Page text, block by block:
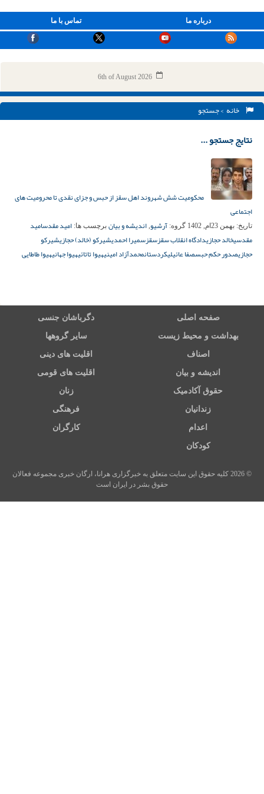
تماس با ما درباره ما
6th of August 2026
خانه > جستجو
نتایج جستجو ...
محکومیت شش شهروند اهل سقز از حبس و جزای نقدی تا محرومیت های
اجتماعی
تاریخ: بهمن 23ام, 1402 گروه: آرشیو, اندیشه و بیان برچسب ها: امید مقدسامید
مقدسیخالد حجازیدادگاه انقلاب سقزسقزسمیرا احمدیشیرکو (خالد) حجازیشیرکو
حجازیصدور حکم حبسصفا عائیلیکردستانمحمدآزاد امینیهیوا تاتائیهیوا جهانیهیوا طاطایی
صفحه اصلی دگرباشان جنسی
بهداشت و محیط زیست سایر گروهها
اصناف اقلیت های دینی
اندیشه و بیان اقلیت های قومی
حقوق آکادمیک زنان
زندانیان فرهنگی
اعدام کارگران
کودکان
© 2026 کلیه حقوق این سایت متعلق به خبرگزاری هرانا، ارگان خبری مجموعه فعالان
حقوق بشر در ایران است